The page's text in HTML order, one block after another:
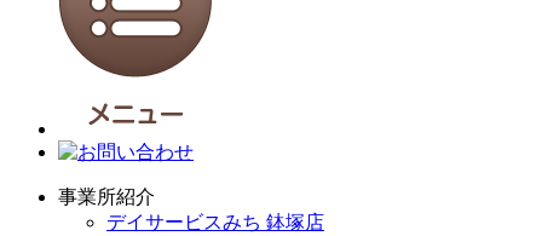
事業所紹介
デイサービスみち 鉢塚店